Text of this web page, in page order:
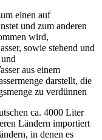
einen auf
und zum anderen
wird,
sowie stehend und
aus einem
darstellt, die
zu verdünnen
ca. 4000 Liter
Ländern importiert
in denen es